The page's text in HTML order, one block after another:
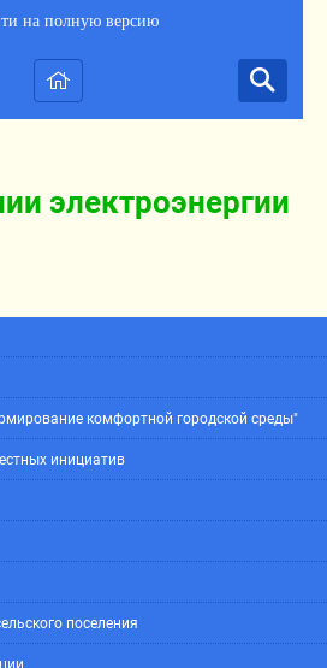
на полную версию
электроэнергии
комфортной городской среды"
инициатив
поселения